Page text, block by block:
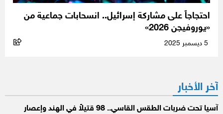
احتجاجاً على مشاركة إسرائيل.. انسحابات جماعية من
«يوروفيجن 2026»
آخر الأخبار
آسيا تحت ضربات الطقس القاسي.. 98 قتيلاً في الهند وإعصار